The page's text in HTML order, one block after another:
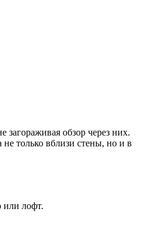
обзор через них.
только вблизи стены, но и в
или лофт.